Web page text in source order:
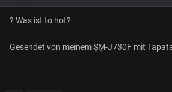
? Was ist to hot?
Gesendet von meinemSM-J730F mit